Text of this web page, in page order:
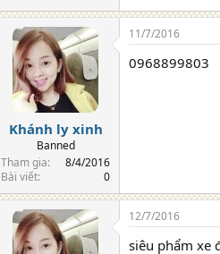
Khánh ly xinh
Banned
Tham gia
8/4/2016
Bài viết
0
11/7/2016
0968899803
12/7/2016
siêu phẩm xe